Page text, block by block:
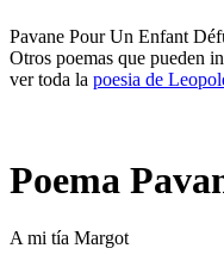
Pavane Pour Un Enfant
Otros poemas que pueden
ver toda la poesia de
Poema
A mi tía Margot